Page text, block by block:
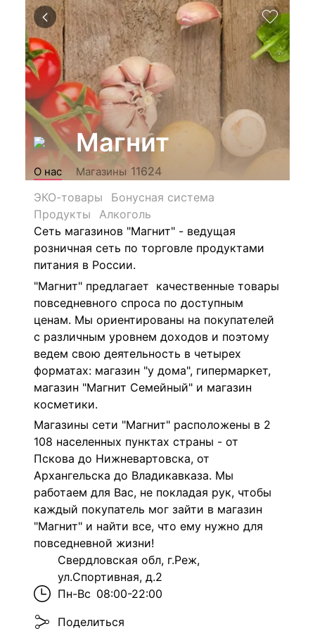
Магнит
О нас Магазины 11624
ЭКО-товары
Бонусная система
Продукты
Алкоголь
Сеть магазинов "Магнит" - ведущая
розничная сеть по торговле продуктами
питания в России.
"Магнит" предлагает качественные товары
повседневного спроса по доступным
ценам. Мы ориентированы на покупателей
с различным уровнем доходов и поэтому
ведем свою деятельность в четырех
форматах: магазин "у дома", гипермаркет,
магазин "Магнит Семейный" и магазин
косметики.
Магазины сети "Магнит" расположены в 2
108 населенных пунктах страны - от
Пскова до Нижневартовска, от
Архангельска до Владикавказа. Мы
работаем для Вас, не покладая рук, чтобы
каждый покупатель мог зайти в магазин
"Магнит" и найти все, что ему нужно для
повседневной жизни!
Свердловская обл, г.Реж,
ул.Спортивная, д.2
Пн-Вс 08:00-22:00
Поделиться